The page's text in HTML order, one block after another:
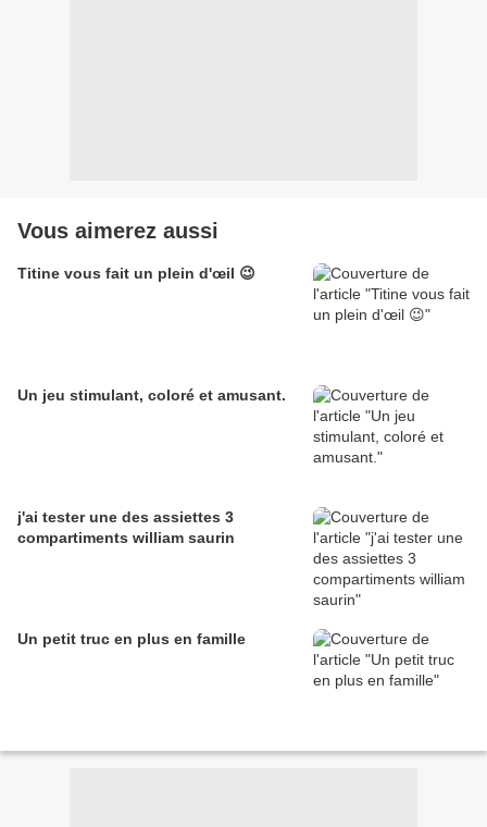
Vous aimerez aussi
Titine vous fait un plein d'œil 😉
Un jeu stimulant, coloré et amusant.
j'ai tester une des assiettes 3
compartiments william saurin
Un petit truc en plus en famille